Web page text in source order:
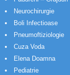
Neurochirurgie
Boli Infectioase
Pneumoftiziologie
Cuza Voda
Elena Doamna
Pediatrie